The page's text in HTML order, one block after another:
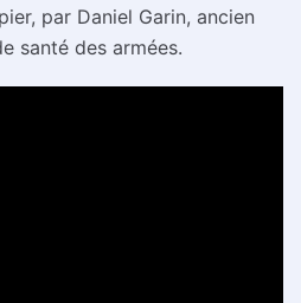
par Daniel Garin, ancien
santé des armées.